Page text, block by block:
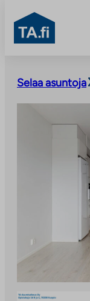
sisältöön
TA.fi
Selaa asuntoja